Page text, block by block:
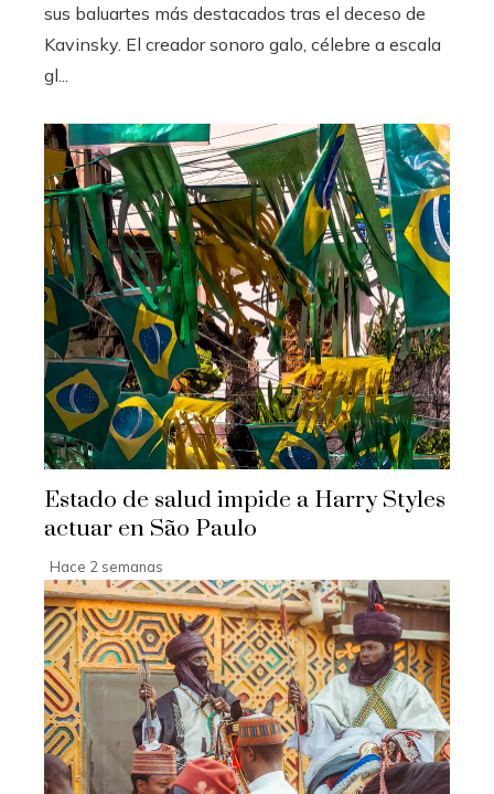
sus baluartes más destacados tras el deceso de
Kavinsky. El creador sonoro galo, célebre a escala
gl...
Estado de salud impide a Harry Styles
actuar en São Paulo
Hace 2 semanas